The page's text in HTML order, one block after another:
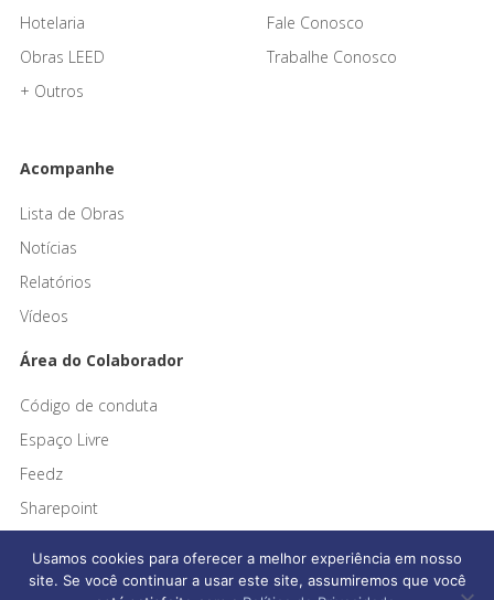
Hotelaria
Obras LEED
+ Outros
Fale Conosco
Trabalhe Conosco
Acompanhe
Lista de Obras
Notícias
Relatórios
Vídeos
Área do Colaborador
Código de conduta
Espaço Livre
Feedz
Sharepoint
Usamos cookies para oferecer a melhor experiência em nosso
site. Se você continuar a usar este site, assumiremos que você